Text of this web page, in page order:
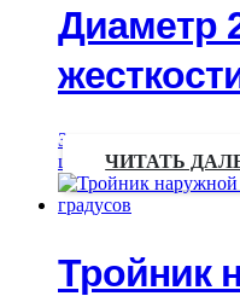
Диаметр
Запрос
цены
ЧИТАТЬ
Тройник